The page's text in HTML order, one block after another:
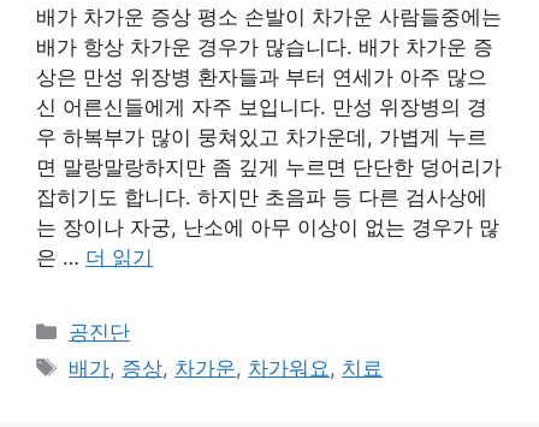
배가 차가운 증상 평소 손발이 차가운 사람들중에는
배가 항상 차가운 경우가 많습니다. 배가 차가운 증
상은 만성 위장병 환자들과 부터 연세가 아주 많으
신 어른신들에게 자주 보입니다. 만성 위장병의 경
우 하복부가 많이 뭉쳐있고 차가운데, 가볍게 누르
면 말랑말랑하지만 좀 깊게 누르면 단단한 덩어리가
잡히기도 합니다. 하지만 초음파 등 다른 검사상에
는 장이나 자궁, 난소에 아무 이상이 없는 경우가 많
은 … 더 읽기
카
테
고
공진단
태
배가, 증상, 차가운, 차가워요 , 치료